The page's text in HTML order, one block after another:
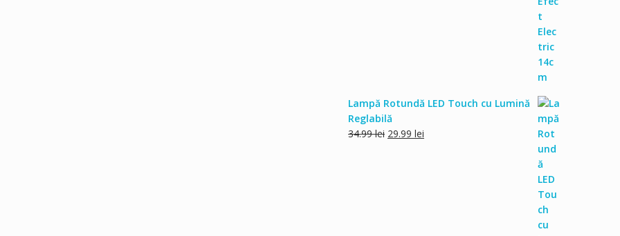
Lampă Rotundă LED Touch cu Lumină
Reglabilă
34.99lei Prețul
29.99 lei